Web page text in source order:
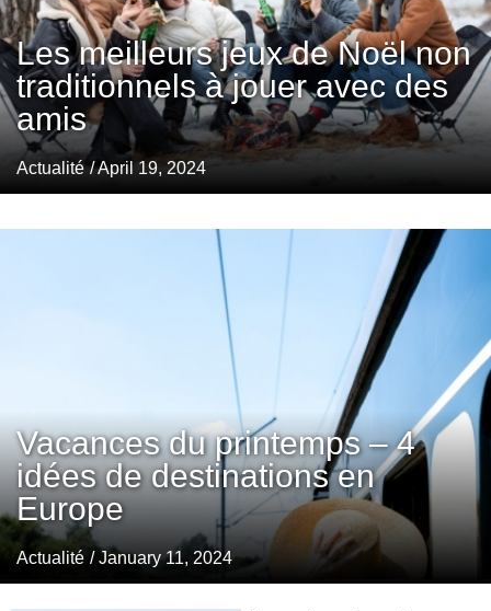
Les meilleurs jeux de Noël non
traditionnels à jouer avec des
amis
Actualité / April 19, 2024
Vacances du printemps – 4
idées de destinations en
Europe
Actualité / January 11, 2024